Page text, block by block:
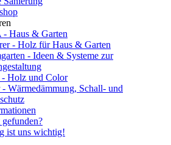
- Haus & Garten
- Holz für Haus & Garten
- Ideen & Systeme zur
- Holz und Color
- Wärmedämmung, Schall- und
ist uns wichtig!